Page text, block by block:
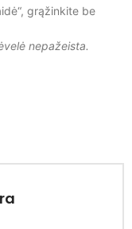
grąžinkite be
nepažeista.